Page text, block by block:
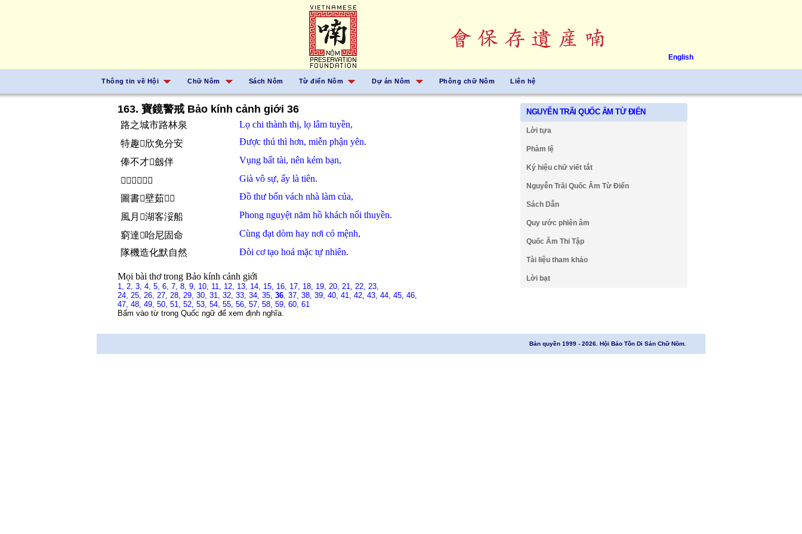
English
Thông tin về Hội Chữ Nôm Sách Nôm Từ điển Nôm Dự án Nôm Phông chữ Nôm Liên hệ
163. 寶鏡警戒 Bảo kính cảnh giới 36
路之城市路林泉 Lọ chi thành thị, lọ lâm tuyền,
特趣𪰛欣免分安
Được thú thì hơn, miễn phận yên.
俸不才𢧚劔伴
Vụng bất tài, nên kém bạn,
𫅷無事意羅仙
Già vô sự, ấy là tiên.
圖書𦊚壁茹𫜵𧵑
Đồ thư bốn vách nhà làm của,
風月𠄼湖客浽船
Phong nguyệt năm hồ khách nổi thuyền.
窮達󱩿咍尼固命
Cùng đạt dòm hay nơi có mệnh,
隊機造化默自然
Đòi cơ tạo hoá mặc tự nhiên.
Mọi bài thơ trong Bảo kính cảnh giới
1, 2, 3, 4, 5, 6, 7, 8, 9, 10, 11, 12, 13, 14, 15, 16, 17, 18, 19, 20, 21, 22, 23,
24, 25, 26, 27, 28, 29, 30, 31, 32, 33, 34, 35, 36, 37, 38, 39, 40, 41, 42, 43, 44, 45, 46,
47, 48, 49, 50, 51, 52, 53, 54, 55, 56, 57, 58, 59, 60, 61
Bấm vào từ trong Quốc ngữ để xem định nghĩa.
NGUYỄN TRÃI QUỐC ÂM TỪ ĐIỂN
Lời tựa
Phàm lệ
Ký hiệu chữ viết tắt
Nguyễn Trãi Quốc Âm Từ Điển
Sách Dẫn
Quy ước phiên âm
Quốc Âm Thi Tập
Tài liệu tham khảo
Lời bạt
Bản quyền 1999 - 2026. Hội Bảo Tồn Di Sản Chữ Nôm.